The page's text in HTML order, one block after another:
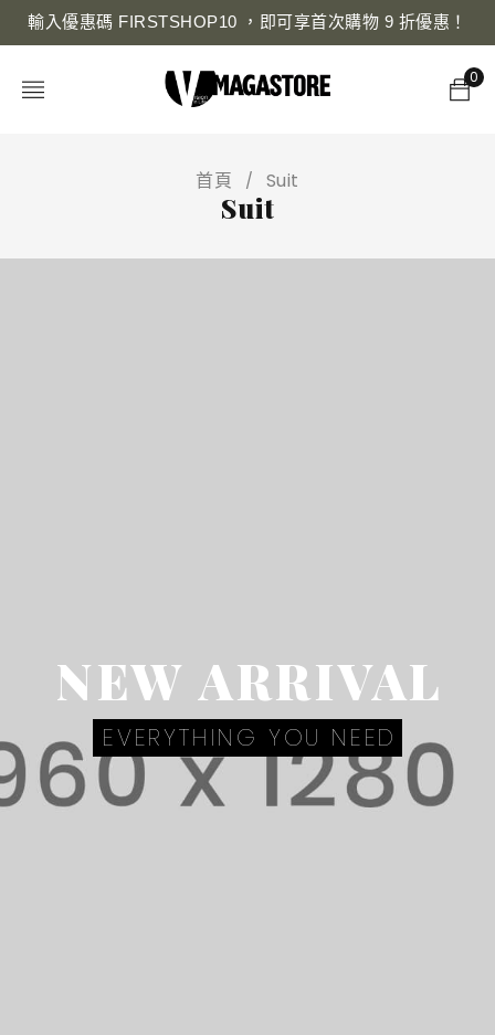
輸入優惠碼 FIRSTSHOP10 ，即可享首次購物 9 折優惠！
0
首頁 / Suit
Suit
NEW ARRIVAL
EVERYTHING YOU NEED